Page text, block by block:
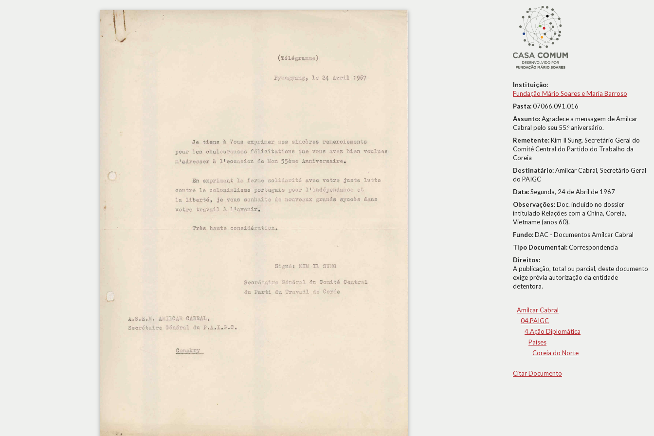
Instituição:
Fundação Mário Soares e Maria Barroso
Pasta:07066.091.016
Assunto:Agradece a mensagem de Amílcar
Cabral pelo seu 55.º aniversário.
Remetente:Kim Il Sung, Secretário Geral do
Comité Central do Partido do Trabalho da
Coreia
Destinatário:Amílcar Cabral, Secretário Geral
do PAIGC
Data:Segunda, 24 de Abril de 1967
Observações:Doc. incluído no dossier
intitulado Relações com a China, Coreia,
Vietname (anos 60).
Fundo:DAC - Documentos Amílcar Cabral
Tipo Documental:Correspondencia
Direitos:
A publicação, total ou parcial, deste documento
exige prévia autorização da entidade
detentora.
Amílcar Cabral
04.PAIGC
4.Ação Diplomática
Países
Coreia do Norte
Citar Documento